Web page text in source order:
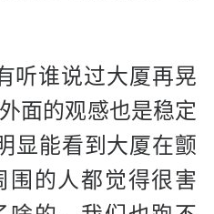
听谁说过大厦再晃
面的观感也是稳定
显能看到大厦在颤
围的人都觉得很害